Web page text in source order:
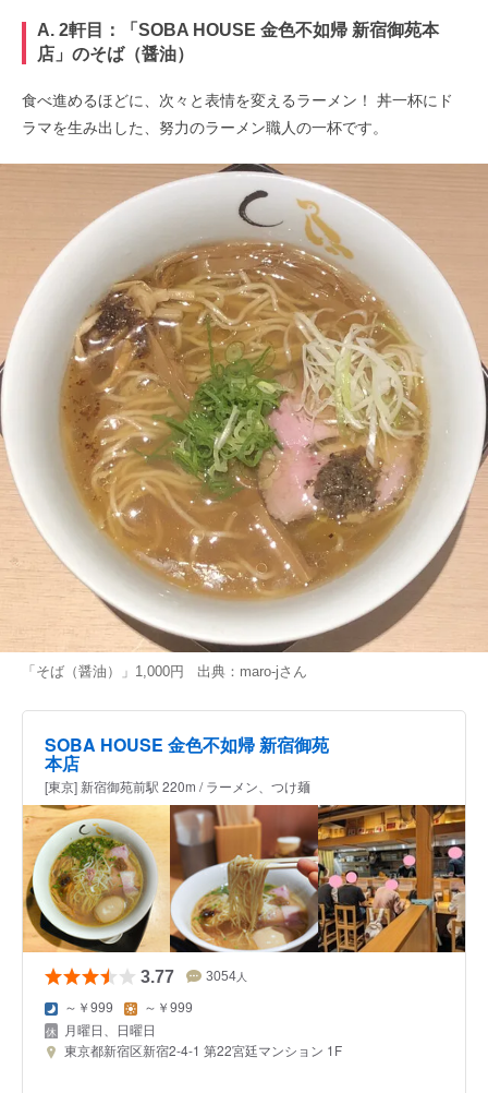
A. 2軒目：「 SOBA HOUSE 金色不如帰 新宿御苑本
店 」 のそば（醤油）
食べ進めるほどに、次々と表情を変えるラーメン！ 丼一杯にド
ラマを生み出した、努力のラーメン職人の一杯です。
「そば（醤油）」1,000円 出典： maro-jさん
SOBA HOUSE 金色不如帰 新宿御苑
本店
[東京] 新宿御苑前駅 220m / ラーメン、つけ麺
3.77 3054 人
～￥999 ～￥999
月曜日、日曜日
東京都新宿区新宿2-4-1 第22宮廷マンション 1F